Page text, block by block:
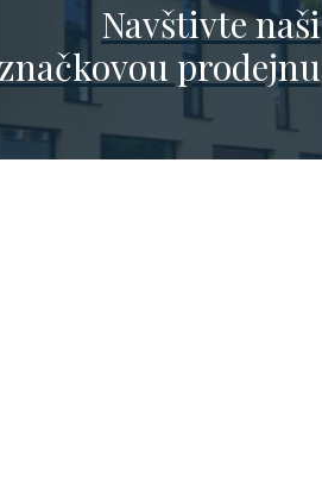
Navštivte naši
značkovou prodejnu